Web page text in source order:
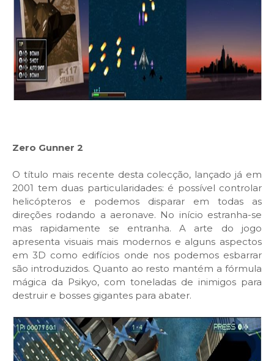
Zero Gunner 2
O título mais recente desta colecção, lançado já em
2001 tem duas particularidades: é possível controlar
helicópteros e podemos disparar em todas as
direções rodando a aeronave. No início estranha-se
mas rapidamente se entranha. A arte do jogo
apresenta visuais mais modernos e alguns aspectos
em 3D como edifícios onde nos podemos esbarrar
são introduzidos. Quanto ao resto mantém a fórmula
mágica da Psikyo, com toneladas de inimigos para
destruir e bosses gigantes para abater.